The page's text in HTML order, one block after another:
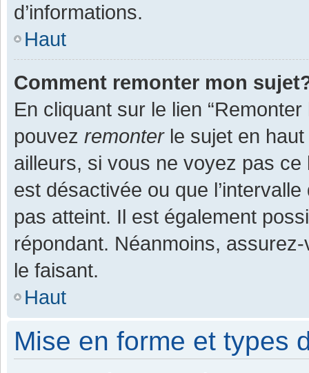
d’informations.
Haut
Comment remonter mon
En cliquant sur le lien
pouvez remonterle sujet en haut
ailleurs, si vous ne voyez pas
est désactivée ou que
pas atteint. Il est également
répondant. Néanmoins,
le faisant.
Haut
Mise en forme et types